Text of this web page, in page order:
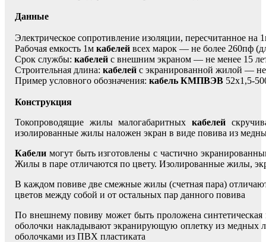
Данные
Электрическое сопротивление изоляции, пересчитанное
Рабочая емкость 1м кабелей всех марок — не более 260пф
Срок службы: кабелей с внешним экраном — не менее 15
Строительная длина: кабелей с экранированной жилой —
Пример условного обозначения: кабель КМПВЭВ 52х1,5-
Конструкция
Токопроводящие жилы малогабаритных кабелей
изолированные жилы наложен экран в виде повива из
Кабели могут быть изготовлены с частично
Жилы в паре отличаются по цвету. Изолированные жилы,
В каждом повиве две смежные жилы (счетная пара)
цветов между собой и от остальных пар данного повива
По внешнему повиву может быть проложена
оболочки накладывают экранирующую оплетку из медных
оболочками из ПВХ пластиката